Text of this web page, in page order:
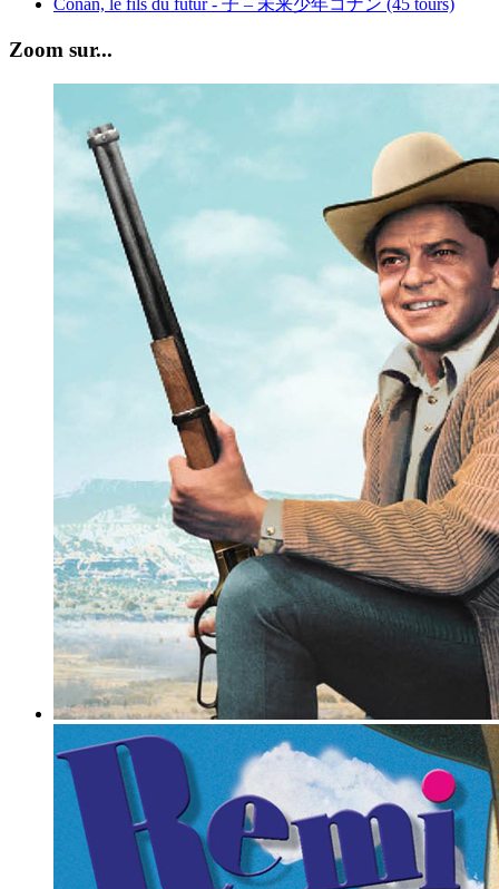
Conan, le fils du futur - 子 – 未来少年コナン (45 tours)
Zoom sur...